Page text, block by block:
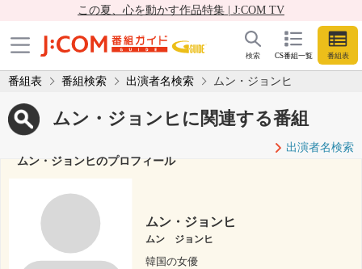
この夏、心を動かす作品特集 | J:COM TV
CS番組一覧 番組表
検索
番組表 番組検索 出演者名検索 ムン・ジョンヒ
ムン・ジョンヒに関連する番組
出演者名検索
ムン・ジョンヒのプロフィール
ムン・ジョンヒ
ムン ジョンヒ
韓国の女優